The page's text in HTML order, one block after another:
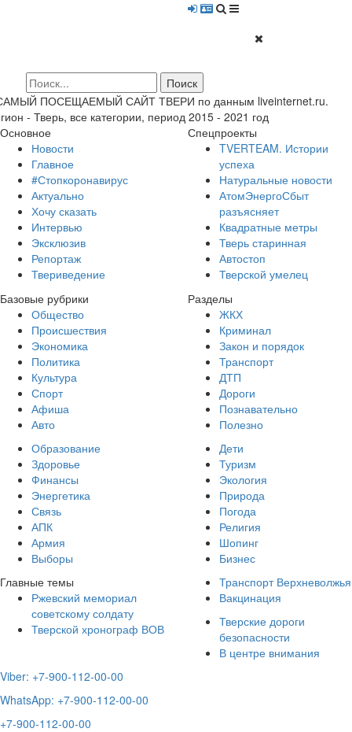
ПОСЕЩАЕМЫЙ САЙТ ТВЕРИ по данным liveinternet.ru.
- Тверь, все категории, период 2015 - 2021 год
Основное
Новости
Главное
#Стопкоронавирус
Актуально
Хочу сказать
Интервью
Эксклюзив
Репортаж
Твериведение
Спецпроекты
TVERTEAM. Истории
успеха
Натуральные новости
АтомЭнергоСбыт
разъясняет
Квадратные метры
Тверь старинная
Автостоп
Тверской умелец
Базовые рубрики
Общество
Происшествия
Экономика
Политика
Культура
Спорт
Афиша
Авто
Разделы
ЖКХ
Криминал
Закон и порядок
Транспорт
ДТП
Дороги
Познавательно
Полезно
Образование
Здоровье
Финансы
Энергетика
Связь
АПК
Армия
Выборы
Дети
Туризм
Экология
Природа
Погода
Религия
Шопинг
Бизнес
Главные темы
Ржевский мемориал
советскому солдату
Тверской хронограф ВОВ
Транспорт Верхневолжья
Вакцинация
Тверские дороги
безопасности
В центре внимания
Viber: +7-900-112-00-00
WhatsApp: +7-900-112-00-00
+7-900-112-00-00